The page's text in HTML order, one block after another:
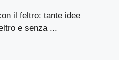
il feltro: tante idee
e senza ...